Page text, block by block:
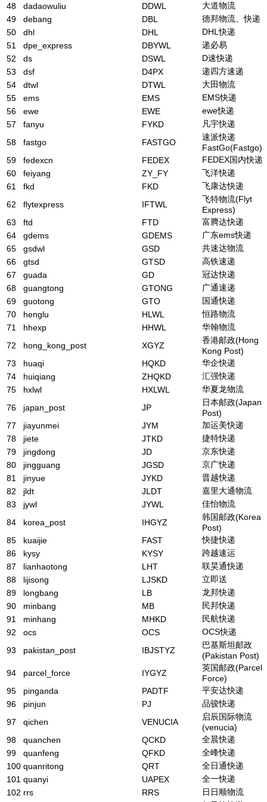
48
dadaowuliu DDWL
大道物流
49
debang DBL
德邦物流、快递
50
dhl DHL
DHL快递
51
dpe_express DBYWL
递必易
52
ds DSWL
D速快递
53
dsf D4PX
递四方速递
54
dtwl DTWL
大田物流
55
ems EMS
EMS快递
56
ewe EWE
ewe快递
57
fanyu FYKD
凡宇快递
58
fastgo FASTGO
速派快递
FastGo(Fastgo)
59
fedexcn FEDEX
FEDEX国内快递
60
feiyang ZY_FY
飞洋快递
61
fkd FKD
飞康达快递
62
flytexpress IFTWL
飞特物流(Flyt
Express)
63
ftd FTD
富腾达快递
64
gdems GDEMS
广东ems快递
65
gsdwl GSD
共速达物流
66
gtsd GTSD
高铁速递
67
guada GD
冠达快递
68
guangtong GTONG
广通速递
69
guotong GTO
国通快递
70
henglu HLWL
恒路物流
71
hhexp HHWL
华翰物流
72
hong_kong_post XGYZ
香港邮政(Hong
Kong Post)
73
huaqi HQKD
华企快递
74
huiqiang ZHQKD
汇强快递
75
hxlwl HXLWL
华夏龙物流
76
japan_post JP
日本邮政(Japan
Post)
77
jiayunmei JYM
加运美快递
78
jiete JTKD
捷特快递
79
jingdong JD
京东快递
80
jingguang JGSD
京广快递
81
jinyue JYKD
晋越快递
82
jldt JLDT
嘉里大通物流
83
jywl JYWL
佳怡物流
84
korea_post IHGYZ
韩国邮政(Korea
Post)
85
kuaijie FAST
快捷快递
86
kysy KYSY
跨越速运
87
lianhaotong LHT
联昊通快递
88
lijisong LJSKD
立即送
89
longbang LB
龙邦快递
90
minbang MB
民邦快递
91
minhang MHKD
民航快递
92
ocs OCS
OCS快递
93
pakistan_post IBJSTYZ
巴基斯坦邮政
(Pakistan Post)
94
parcel_force IYGYZ
英国邮政(Parcel
Force)
95
pinganda PADTF
平安达快递
96
pinjun PJ
品骏快递
97
qichen VENUCIA
启辰国际物流
(venucia)
98
quanchen QCKD
全晨快递
99
quanfeng QFKD
全峰快递
100 quanritong QRT
全日通快递
101 quanyi UAPEX
全一快递
102 rrs RRS
日日顺物流